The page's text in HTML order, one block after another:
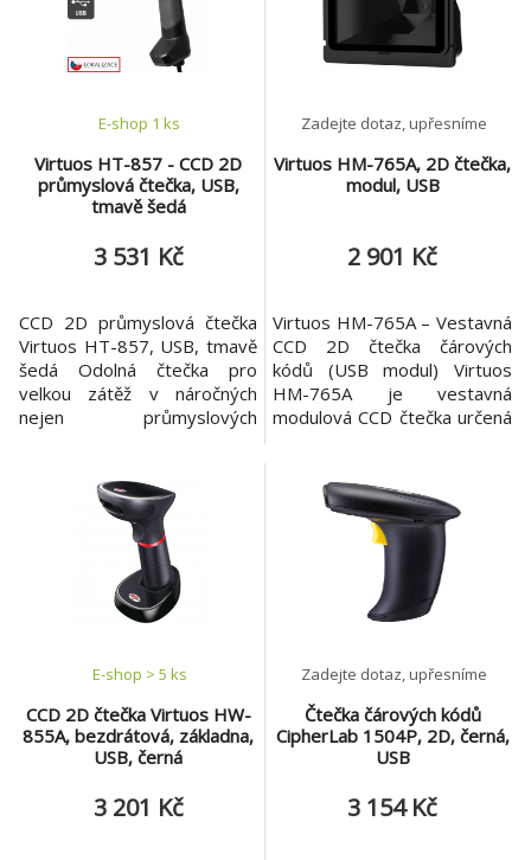
Virtuos HT-857 - CCD 2D
průmyslová čtečka, USB,
tmavě šedá
E-shop 1 ks
3 531 Kč
CCD 2D průmyslová čtečka
Virtuos HT-857, USB, tmavě
šedá Odolná čtečka pro
velkou zátěž v náročných
nejen průmyslových
navržena pro velké zatížení v
náročných provozech. Její
použití je vhodné především
pro sklady, průmysl, výrobu
a všude tam, kde se očekává
vysoká odolnost zařízení. Ske
Virtuos HM-765A, 2D čtečka,
modul, USB
Zadejte dotaz, upřesníme
2 901 Kč
Virtuos HM-765A – Vestavná
CCD 2D čtečka čárových
kódů (USB modul) Virtuos
HM-765A je vestavná
modulová CCD čtečka určená
kiosků, samoobslužných
terminálů a dalších
vestavných řešení. * Díky
citlivému obrazovému
snímači spolehlivě čte 1D i
2D čárové kódy z papíru,
CCD 2D čtečka Virtuos HW-
855A, bezdrátová, základna,
USB, černá
E-shop > 5 ks
3 201 Kč
Čtečka čárových kódů
CipherLab 1504P, 2D, černá,
USB
Zadejte dotaz, upřesníme
3 154 Kč